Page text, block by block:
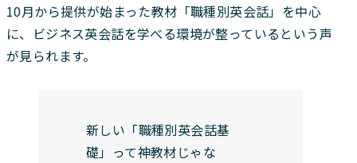
10月から提供が始まった教材「職種別英会話」を中心
に、ビジネス英会話を学べる環境が整っているという声
が見られます。
新しい「職種別英会話基
礎」って神教材じゃな